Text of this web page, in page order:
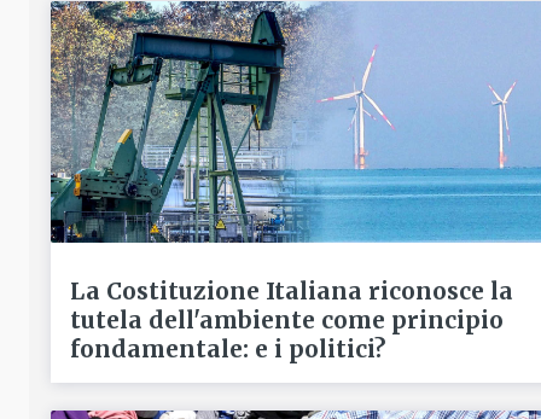
La Costituzione Italiana riconosce la
tutela dell'ambiente come principio
fondamentale: e i politici?